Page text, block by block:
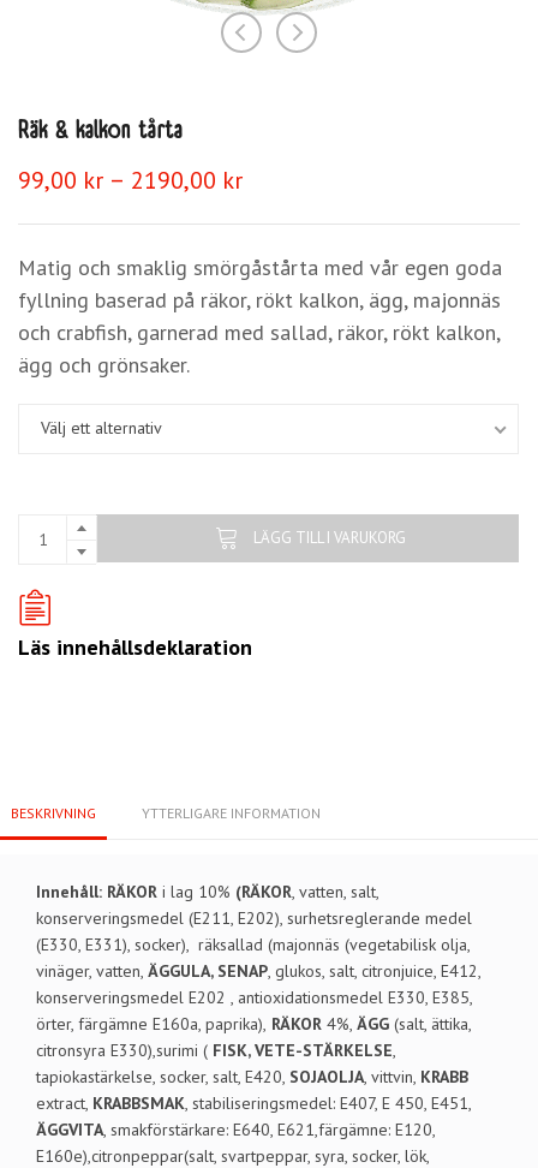
Räk & kalkon tårta
99,00 kr – 2190,00 krPrisintervall:
till
2190,00 kr
Matig och smaklig smörgåstårta med vår egen goda
fyllning baserad på räkor, rökt kalkon, ägg, majonnäs
och crabfish, garnerad med sallad, räkor, rökt kalkon,
ägg och grönsaker.
Välj ett alternativ
LÄGG TILL I VARUKORG
Läs innehållsdeklaration
BESKRIVNING YTTERLIGARE INFORMATION
Innehåll: RÄKOR i lag 10% (RÄKOR, vatten, salt,
konserveringsmedel (E211, E202), surhetsreglerande medel
(E330, E331), socker), räksallad (majonnäs (vegetabilisk olja,
vinäger, vatten, ÄGGULA, SENAP, glukos, salt, citronjuice, E412,
konserveringsmedel E202 , antioxidationsmedel E330, E385,
örter, färgämne E160a, paprika), RÄKOR 4%, ÄGG (salt, ättika,
citronsyra E330),surimi ( FISK, VETE-STÄRKELSE,
tapiokastärkelse, socker, salt, E420, SOJAOLJA, vittvin, KRABB
extract, KRABBSMAK, stabiliseringsmedel: E407, E 450, E451,
ÄGGVITA, smakförstärkare: E640, E621,färgämne: E120,
E160e),citronpeppar(salt, svartpeppar, syra, socker, lök,